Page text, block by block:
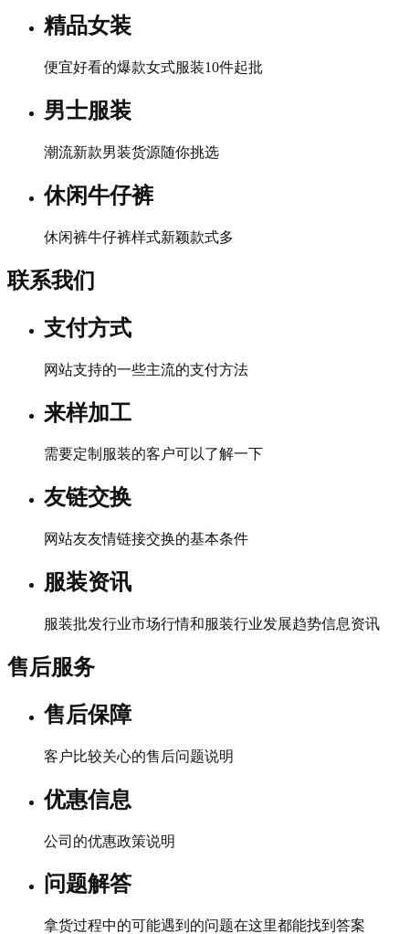
精品女装
便宜好看的爆款女式服装10件起批
男士服装
潮流新款男装货源随你挑选
休闲牛仔裤
休闲裤牛仔裤样式新颖款式多
联系我们
支付方式
网站支持的一些主流的支付方法
来样加工
需要定制服装的客户可以了解一下
友链交换
网站友友情链接交换的基本条件
服装资讯
服装批发行业市场行情和服装行业发展趋势信息资讯
售后服务
售后保障
客户比较关心的售后问题说明
优惠信息
公司的优惠政策说明
问题解答
拿货过程中的可能遇到的问题在这里都能找到答案